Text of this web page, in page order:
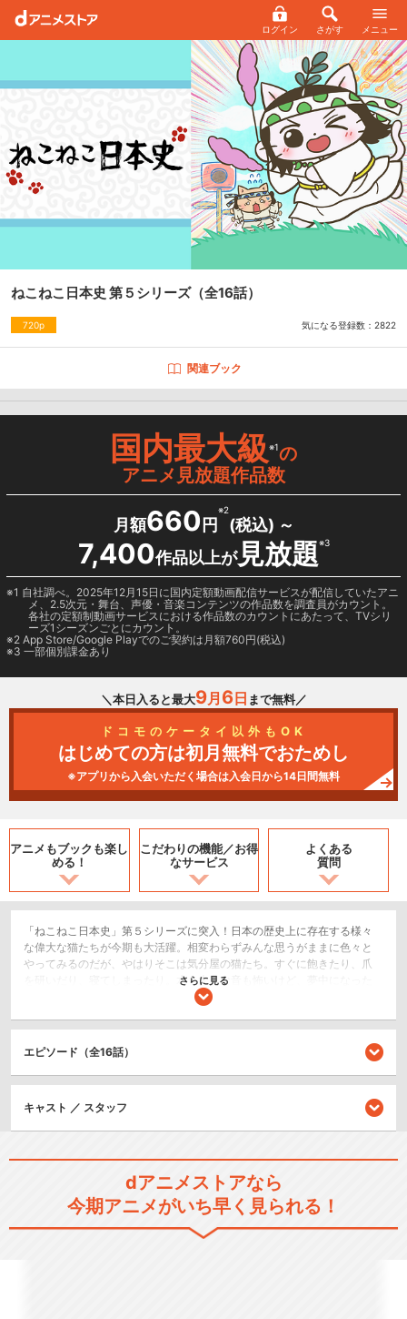
ログイン さがす メニュー
ねこねこ日本史 第５シリーズ（全16話）
720p 気になる登録数： 2822
関連ブック
国内最大級※1の
アニメ見放題作品数
月額660 円
※2
(税込) ～
7,400作品以上が見放題※3
1 自社調べ。2025年12月15日に国内定額動画配信サービスが配信していたアニ
メ、2.5次元・舞台、声優・音楽コンテンツの作品数を調査員がカウント。
各社の定額制動画サービスにおける作品数のカウントにあたって、TVシリ
ーズ1シーズンごとにカウント。
2 App Store/Google Playでのご契約は月額760円(税込)
3 一部個別課金あり
＼本日入ると最大9月 6日 まで無料／
ドコモのケータイ以外もOK
はじめての方は初月無料でおためし
※アプリから入会いただく場合は入会日から14日間無料
アニメもブックも楽し
める！
こだわりの機能／お得
なサービス
よくある
質問
「ねこねこ日本史」第５シリーズに突入！日本の歴史上に存在する様々
な偉大な猫たちが今期も大活躍。相変わらずみんな思うがままに色々と
やってみるのだが、やはりそこは気分屋の猫たち。すぐに飽きたり、爪
を研いだり、寝てしまったり。水も大きな音も怖いけど、夢中になった
ときのエネルギーだけはすごいのである。今期はどんな日本の歴史が作
みに！
歴史/戦記
ショート
キッズ/ファミリー
ねこねこ日本史
さらに見る
エピソード（全16話）
キャスト ／ スタッフ
dアニメストアなら
今期アニメがいち早く見られる！